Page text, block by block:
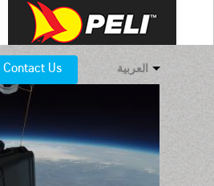
Contact Us العربية